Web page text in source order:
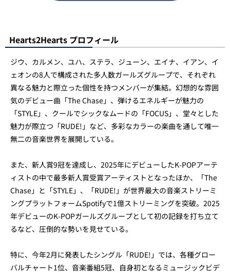
Hearts2Hearts プロフィール
ジウ、カルメン、ユハ、ステラ、ジューン、エイナ、イアン、イ
ェオンの8人で構成された多人数ガールズグループで、それぞれ
異なる魅力と際立った個性を持つメンバーが集結。幻想的な雰囲
気のデビュー曲「The Chase」、弾けるエネルギーが魅力の
「STYLE」、クールでシックなムードの「FOCUS」、堂々とした
魅力が際立つ「RUDE!」など、多彩なカラーの楽曲を通して唯一
無二の音楽世界を展開している。
また、新人賞9冠を達成し、2025年にデビューしたK-POPアーテ
ィストの中で最多新人賞受賞アーティストとなったほか、「The
Chase」と「STYLE」、「RUDE!」が世界最大の音楽ストリーミ
ングプラットフォームSpotifyで1億ストリーミングを突破。2025
年デビューのK-POPガールズグループとして初の記録を打ち立て
るなど、圧倒的な勢いを見せている。
特に、今年2月に発表したシングル「RUDE!」では、各種グロー
バルチャート1位、音楽番組5冠、自身初となるミュージックビデ